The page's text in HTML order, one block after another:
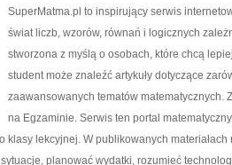
SuperMatma.pl to inspirujący serwis
świat liczb, wzorów, równań i logicznych
stworzona z myślą o osobach, które chcą
student może znaleźć artykuły dotyczące
zaawansowanych tematów matematycznych.
na Egzaminie. Serwis ten portal
klasy lekcyjnej. W publikowanych
planować wydatki, rozumieć